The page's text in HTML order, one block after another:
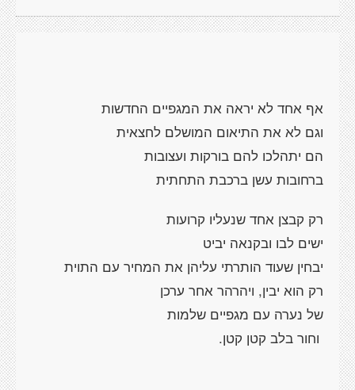
אף אחד לא יראה את המגפיים החדשות
וגם לא את התיאום המושלם לחצאית
הם יתהלכו להם בורקות ועצובות
ברחובות עשן ברכבת התחתית
רק קבצן אחד שנעליו קרועות
ישים לבו ובקנאה יביט
יבחין שעוד הותרתי עליהן את המחיר עם התוית
רק הוא יבין, ויהרהר אחר ערכן
של נערה עם מגפיים שלמות
וחור בלב קטן קטן.